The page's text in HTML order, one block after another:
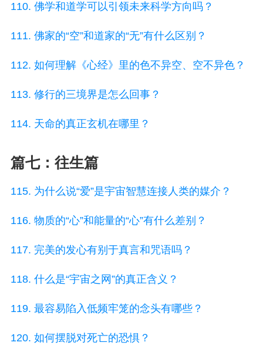
110. 佛学和道学可以引领未来科学方向吗？
111. 佛家的“空”和道家的“无”有什么区别？
112. 如何理解《心经》里的色不异空、空不异色？
113. 修行的三境界是怎么回事？
114. 天命的真正玄机在哪里？
篇七：往生篇
115. 为什么说“爱”是宇宙智慧连接人类的媒介？
116. 物质的“心”和能量的“心”有什么差别？
117. 完美的发心有别于真言和咒语吗？
118. 什么是“宇宙之网”的真正含义？
119. 最容易陷入低频牢笼的念头有哪些？
120. 如何摆脱对死亡的恐惧？